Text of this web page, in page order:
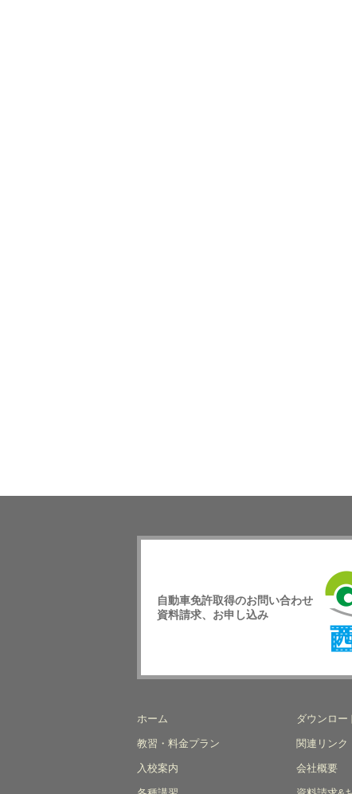
自動車免許取得のお問い合わせ
資料請求、お申し込み
校
ホーム
教習・料金プラン
入校案内
ダウンロー
関連リンク
会社概要